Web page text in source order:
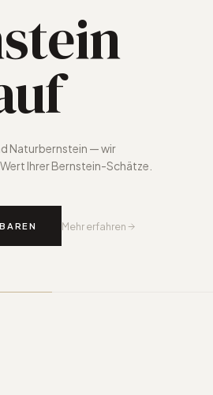
Naturbernstein — wir
Ihrer Bernstein-Schätze.
Mehr erfahren